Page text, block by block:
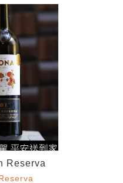
Reserva